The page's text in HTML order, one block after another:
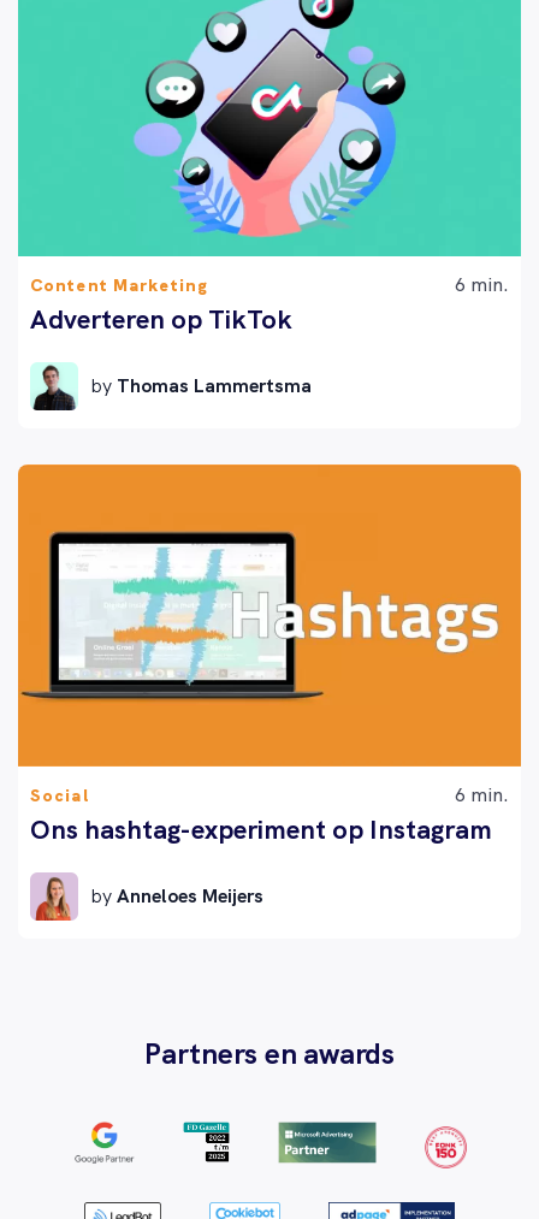
Content Marketing 6 min.
Adverteren op TikTok
by Thomas Lammertsma
Social 6 min.
Ons hashtag-experiment op Instagram
byAnneloes Meijers
Partners en awards